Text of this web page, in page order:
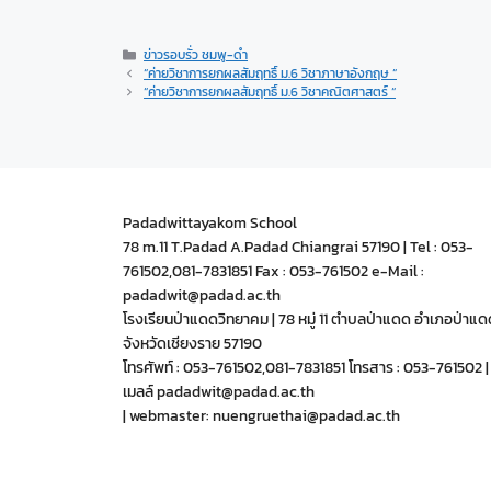
ข่าวรอบรั่ว ชมพู-ดำ
“ค่ายวิชาการยกผลสัมฤทธิ์ ม.6 วิชาภาษาอังกฤษ “
“ค่ายวิชาการยกผลสัมฤทธิ์ ม.6 วิชาคณิตศาสตร์ “
Padadwittayakom School
78 m.11 T.Padad A.Padad Chiangrai 57190 | Tel : 053-
761502,081-7831851 Fax : 053-761502 e-Mail :
padadwit@padad.ac.th
โรงเรียนป่าแดดวิทยาคม | 78 หมู่ 11 ตำบลป่าแดด อำเภอป่าแ
จังหวัดเชียงราย 57190
โทรศัพท์ : 053-761502,081-7831851 โทรสาร : 053-761502
เมลล์ padadwit@padad.ac.th
| webmaster: nuengruethai@padad.ac.th